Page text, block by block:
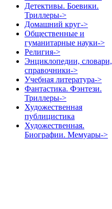
Детективы. Боевики.
Триллеры->
Домашний круг->
Общественные и
гуманитарные науки->
Религия->
Энциклопедии, словари,
справочники->
Учебная литература->
Фантастика. Фэнтези.
Триллеры->
Художественная
публицистика
Художественная.
Биографии. Мемуары->